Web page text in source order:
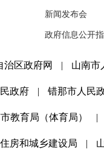
新闻发布会
政府信息公开
治区政府网 | 山南市
政府 | 错那市人民
教育局（体育局） |
房和城乡建设局 |